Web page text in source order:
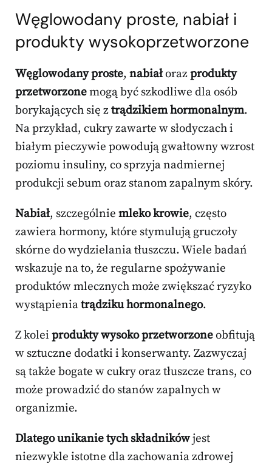
Węglowodany proste, nabiał i
produkty wysokoprzetworzone
Węglowodany proste, nabiałorazprodukty
przetworzonemogą być szkodliwe dla osób
borykających się ztrądzikiem hormonalnym.
Na przykład, cukry zawarte w słodyczach i
białym pieczywie powodują gwałtowny wzrost
poziomu insuliny, co sprzyja nadmiernej
produkcji sebum oraz stanom zapalnym skóry.
Nabiał, szczególnie mleko krowie, często
zawiera hormony, które stymulują gruczoły
skórne do wydzielania tłuszczu. Wiele badań
wskazuje na to, że regularne spożywanie
produktów mlecznych może zwiększać ryzyko
wystąpieniatrądziku hormonalnego.
Z kolei produkty wysoko przetworzoneobfitują
w sztuczne dodatki i konserwanty. Zazwyczaj
są także bogate w cukry oraz tłuszcze trans, co
może prowadzić do stanów zapalnych w
organizmie.
Dlatego unikanie tych składnikówjest
niezwykle istotne dla zachowania zdrowej